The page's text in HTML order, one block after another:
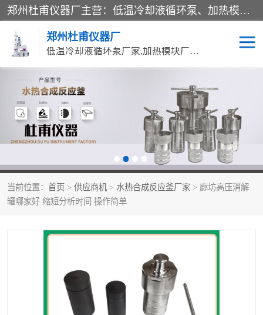
郑州杜甫仪器厂主营：低温冷却液循环泵、加热模块、水热合成反应釜、水油浴锅、旋转蒸发器、循环水真空泵等产品。郑州杜甫仪器厂在众多的教学仪器行业中依靠科技力量扬长避短、迅速发展，成为国家教委*生产教学仪器的厂家，产品具有国内良好水平，主导产品通过ISO9002质量认证。
郑州杜甫仪器厂
低温冷却液循环泵厂家,加热模块厂家,水热合成反应釜厂家,水油浴锅厂家,旋转蒸发器厂家
当前位置： 首页 > 供应商机 > 水热合成反应釜厂家 > 廊坊高压消解
罐哪家好 缩短分析时间 操作简单
循环水真空泵厂家 水热合成反应釜厂家
低温冷却液循环泵厂家 加热模块厂家
气流烘干器
旋转蒸发器厂家 双层玻璃反应釜10L
多功能水浴锅 多功能油浴锅
单层玻璃反应釜 低温恒温反应浴槽